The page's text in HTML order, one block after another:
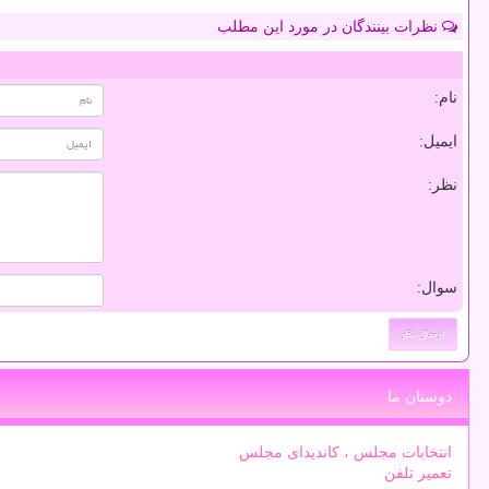
نظرات بینندگان در مورد این مطلب
نام:
ایمیل:
نظر:
سوال:
دوستان ما
انتخابات مجلس ، کاندیدای مجلس
تعمیر تلفن